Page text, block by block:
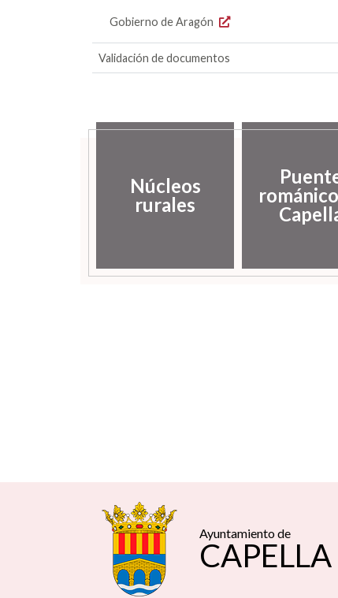
Gobierno de Aragón
Validación de documentos
Núcleos
rurales
Ayuntamiento de
CAPELLA